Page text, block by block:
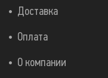
Доставка
Оплата
О компании